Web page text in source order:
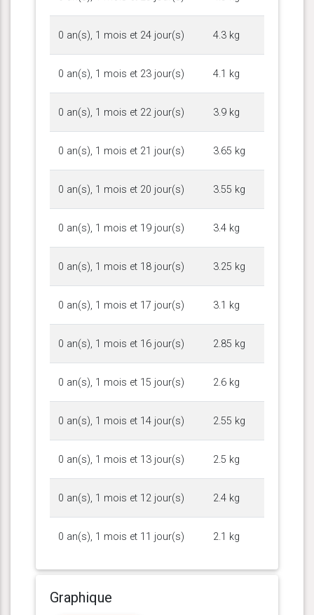
0 an(s), 1 mois et 24 jour(s) 4.3 kg
0 an(s), 1 mois et 23 jour(s) 4.1 kg
0 an(s), 1 mois et 22 jour(s) 3.9 kg
0 an(s), 1 mois et 21 jour(s) 3.65 kg
0 an(s), 1 mois et 20 jour(s) 3.55 kg
0 an(s), 1 mois et 19 jour(s) 3.4 kg
0 an(s), 1 mois et 18 jour(s) 3.25 kg
0 an(s), 1 mois et 17 jour(s) 3.1 kg
0 an(s), 1 mois et 16 jour(s) 2.85 kg
0 an(s), 1 mois et 15 jour(s) 2.6 kg
0 an(s), 1 mois et 14 jour(s) 2.55 kg
0 an(s), 1 mois et 13 jour(s) 2.5 kg
0 an(s), 1 mois et 12 jour(s) 2.4 kg
0 an(s), 1 mois et 11 jour(s) 2.1 kg
Graphique